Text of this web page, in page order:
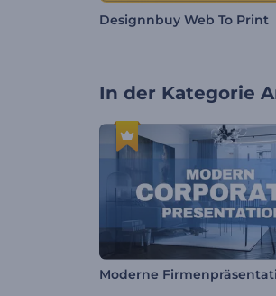
Designnbuy Web To Print
In der Kategorie
Moderne